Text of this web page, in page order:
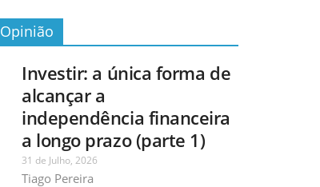
Opinião
Investir: a única forma de
alcançar a
independência financeira
a longo prazo (parte 1)
31 de Julho, 2026
Tiago Pereira